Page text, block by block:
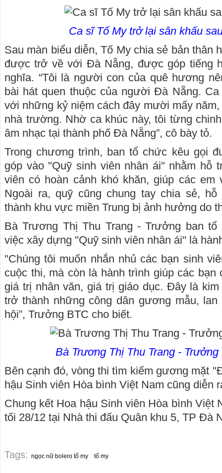
Ca sĩ Tố My trở lại sân khấu
Sau màn biểu diễn, Tố My chia sẻ bản thân
được trở về với Đà Nẵng, được góp tiếng
nghĩa. “Tôi là người con của quê hương
bài hát quen thuộc của người Đà Nẵng.
với những kỷ niệm cách đây mười mấy
nhà trường. Nhờ ca khúc này, tôi từng
âm nhạc tại thành phố Đà Nẵng”, cô bày tỏ.
Trong chương trình, ban tổ chức kêu gọi
góp vào "Quỹ sinh viên nhân ái" nhằm hỗ
viên có hoàn cảnh khó khăn, giúp các em
Ngoài ra, quỹ cũng chung tay chia sẻ,
thành khu vực miền Trung bị ảnh hưởng do
Bà Trương Thị Thu Trang - Trưởng ban
việc xây dựng "Quỹ sinh viên nhân ái" là
"Chúng tôi muốn nhắn nhủ các bạn sinh
cuộc thi, mà còn là hành trình giúp các bạn
giá trị nhân văn, giá trị giáo dục. Đây là
trở thành những công dân gương mẫu,
hội”, Trưởng BTC cho biết.
Bà Trương Thị Thu Trang -
Bên cạnh đó, vòng thi tìm kiếm gương mặt
hậu Sinh viên Hòa bình Việt Nam cũng diễn
Chung kết Hoa hậu Sinh viên Hòa bình Việt
tối 28/12 tại Nhà thi đấu Quân khu 5, TP Đà
Tags: ngọc nữ bolero tố my tố my